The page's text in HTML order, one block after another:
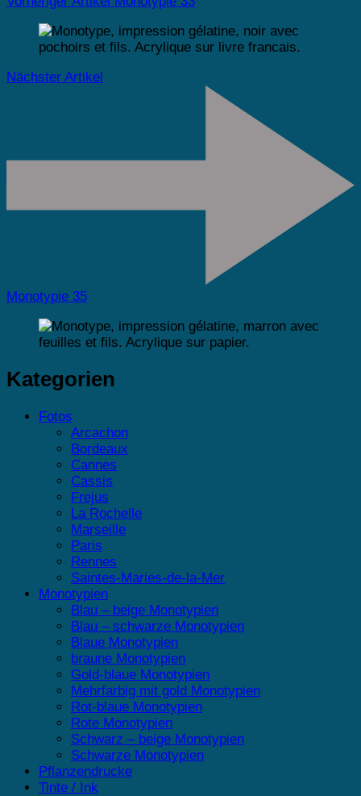
Nächster Artikel
Monotypie 35
Kategorien
Fotos
Arcachon
Bordeaux
Cannes
Cassis
Frejus
La Rochelle
Marseille
Paris
Rennes
Saintes-Maries-de-la-Mer
Monotypien
Blau – beige Monotypien
Blau – schwarze Monotypien
Blaue Monotypien
braune Monotypien
Gold-blaue Monotypien
Mehrfarbig mit gold Monotypien
Rot-blaue Monotypien
Rote Monotypien
Schwarz – beige Monotypien
Schwarze Monotypien
Pflanzendrucke
Tinte / Ink